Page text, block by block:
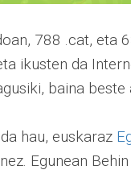
788 .cat, eta
ikusten da
baina beste
hau, euskaraz
Egunean